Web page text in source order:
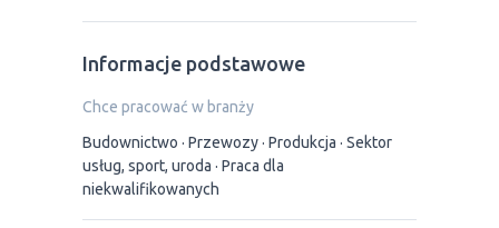
Informacje podstawowe
Chce pracować w branży
Budownictwo
Przewozy Produkcja
Sektor
usług, sport, uroda
Praca dla
niekwalifikowanych